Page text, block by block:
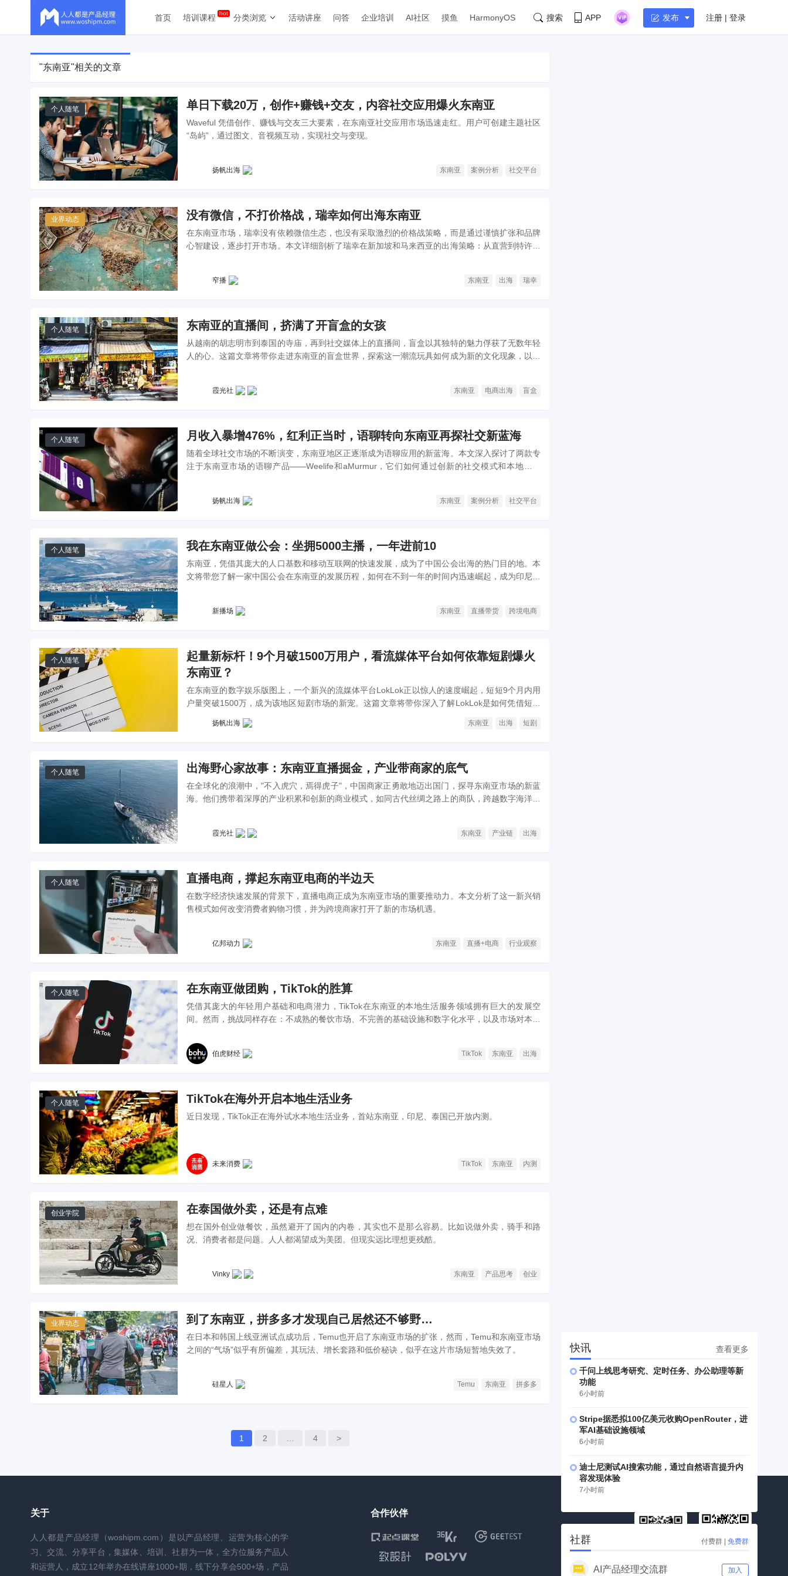
首页 培训课程 分类浏览 活动讲座 问答 企业培训 AI社区 摸鱼 HarmonyOS 搜索 APP 发布 注册 | 登录
"东南亚"相关的文章
个人随笔 单日下载20万，创作+赚钱+交友，内容社交应用爆火东南亚
Waveful 凭借创作、赚钱与交友三大要素，在东南亚社交应用市场迅速走红。用户可创建主题社区
“岛屿”，通过图文、音视频互动，实现社交与变现。
扬帆出海 东南亚 案例分析 社交平台
业界动态 没有微信，不打价格战，瑞幸如何出海东南亚
在东南亚市场，瑞幸没有依赖微信生态，也没有采取激烈的价格战策略，而是通过谨慎扩张和品牌
心智建设，逐步打开市场。本文详细剖析了瑞幸在新加坡和马来西亚的出海策略：从直营到特许经
窄播 东南亚 出海 瑞幸
个人随笔 东南亚的直播间，挤满了开盲盒的女孩
从越南的胡志明市到泰国的寺庙，再到社交媒体上的直播间，盲盒以其独特的魅力俘获了无数年轻
人的心。这篇文章将带你走进东南亚的盲盒世界，探索这一潮流玩具如何成为新的文化现象，以及
霞光社 东南亚 电商出海 盲盒
个人随笔 月收入暴增476%，红利正当时，语聊转向东南亚再探社交新蓝海
随着全球社交市场的不断演变，东南亚地区正逐渐成为语聊应用的新蓝海。本文深入探讨了两款专
注于东南亚市场的语聊产品——Weelife和aMurmur，它们如何通过创新的社交模式和本地化策
扬帆出海 东南亚 案例分析 社交平台
个人随笔 我在东南亚做公会：坐拥5000主播，一年进前10
东南亚，凭借其庞大的人口基数和移动互联网的快速发展，成为了中国公会出海的热门目的地。本
文将带您了解一家中国公会在东南亚的发展历程，如何在不到一年的时间内迅速崛起，成为印尼前
新播场 东南亚 直播带货 跨境电商
个人随笔
起量新标杆！9个月破1500万用户，看流媒体平台如何依靠短剧爆火
东南亚？
在东南亚的数字娱乐版图上，一个新兴的流媒体平台LokLok正以惊人的速度崛起，短短9个月内用
户量突破1500万，成为该地区短剧市场的新宠。这篇文章将带你深入了解LokLok是如何凭借短剧
扬帆出海 东南亚 出海 短剧
个人随笔 出海野心家故事：东南亚直播掘金，产业带商家的底气
在全球化的浪潮中，"不入虎穴，焉得虎子"，中国商家正勇敢地迈出国门，探寻东南亚市场的新蓝
海。他们携带着深厚的产业积累和创新的商业模式，如同古代丝绸之路上的商队，跨越数字海洋，
霞光社 东南亚 产业链 出海
个人随笔 直播电商，撑起东南亚电商的半边天
在数字经济快速发展的背景下，直播电商正成为东南亚市场的重要推动力。本文分析了这一新兴销
售模式如何改变消费者购物习惯，并为跨境商家打开了新的市场机遇。
亿邦动力 东南亚 直播+电商 行业观察
个人随笔 在东南亚做团购，TikTok的胜算
凭借其庞大的年轻用户基础和电商潜力，TikTok在东南亚的本地生活服务领域拥有巨大的发展空
间。然而，挑战同样存在：不成熟的餐饮市场、不完善的基础设施和数字化水平，以及市场对本地
伯虎财经 TikTok 东南亚 出海
个人随笔 TikTok在海外开启本地生活业务
近日发现，TikTok正在海外试水本地生活业务，首站东南亚，印尼、泰国已开放内测。
未来消费 TikTok 东南亚 内测
创业学院 在泰国做外卖，还是有点难
想在国外创业做餐饮，虽然避开了国内的内卷，其实也不是那么容易。比如说做外卖，骑手和路
况、消费者都是问题。人人都渴望成为美团。但现实远比理想更残酷。
Vinky 东南亚 产品思考 创业
业界动态 到了东南亚，拼多多才发现自己居然还不够野…
在日本和韩国上线亚洲试点成功后，Temu也开启了东南亚市场的扩张，然而，Temu和东南亚市场
之间的“气场”似乎有所偏差，其玩法、增长套路和低价秘诀，似乎在这片市场短暂地失效了。
硅星人 Temu 东南亚 拼多多
1 2 4 >
快讯 查看更多
千问上线思考研究、定时任务、办公助理等新
功能
6小时前
Stripe据悉拟100亿美元收购OpenRouter，进
军AI基础设施领域
6小时前
迪士尼测试AI搜索功能，通过自然语言提升内
容发现体验
7小时前
社群 付费群 | 免费群
AI产品经理交流群 加入
关于
人人都是产品经理（woshipm.com）是以产品经理、运营为核心的学
习、交流、分享平台，集媒体、培训、社群为一体，全方位服务产品人
和运营人，成立12年举办在线讲座1000+期，线下分享会500+场，产品
合作伙伴
公众号